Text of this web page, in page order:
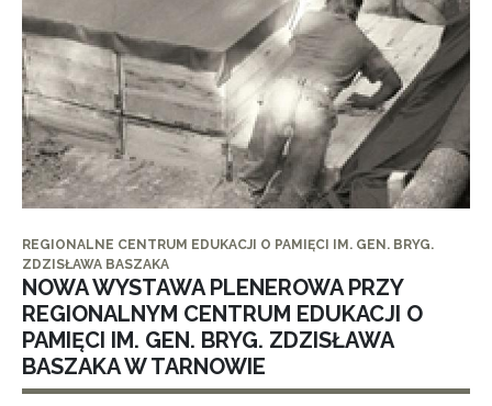
REGIONALNE CENTRUM EDUKACJI O PAMIĘCI IM. GEN. BRYG.
ZDZISŁAWA BASZAKA
NOWA WYSTAWA PLENEROWA PRZY
REGIONALNYM CENTRUM EDUKACJI O
PAMIĘCI IM. GEN. BRYG. ZDZISŁAWA
BASZAKA W TARNOWIE